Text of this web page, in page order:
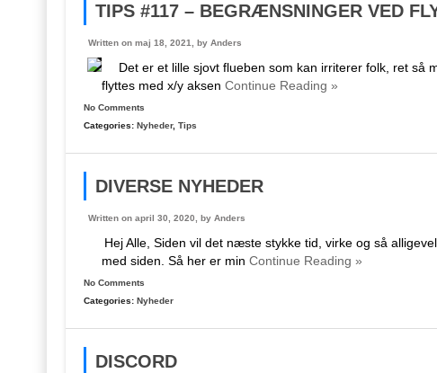
TIPS #117 – BEGRÆNSNINGER VED
Written on maj 18, 2021, by Anders
Det er et lille sjovt flueben som kan irriterer folk, ret så
flyttes med x/y aksen Continue Reading »
No Comments
Categories: Nyheder, Tips
DIVERSE NYHEDER
Written on april 30, 2020, by Anders
Hej Alle, Siden vil det næste stykke tid, virke og så
med siden. Så her er min Continue Reading »
No Comments
Categories: Nyheder
DISCORD